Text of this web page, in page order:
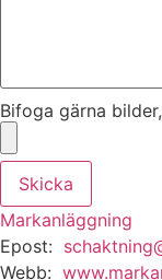
Bifoga gärna
Skicka
Markanläggning
Epost:
Webb: